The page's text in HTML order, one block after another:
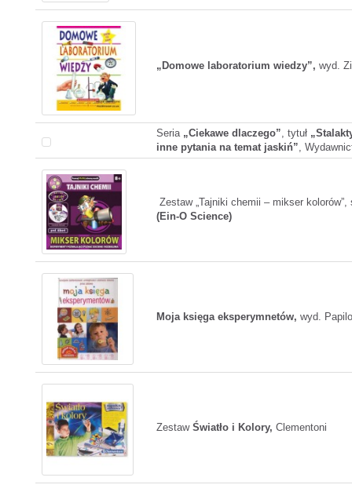
„Domowe laboratorium wiedzy”, wyd.
Seria „Ciekawe dlaczego”, tytuł
inne pytania na temat jaskiń”,
Zestaw „Tajniki chemii – mikser
(Ein-O Science)
Moja księga eksperymnetów, wyd.
ZestawŚwiatło i Kolory, Clementoni